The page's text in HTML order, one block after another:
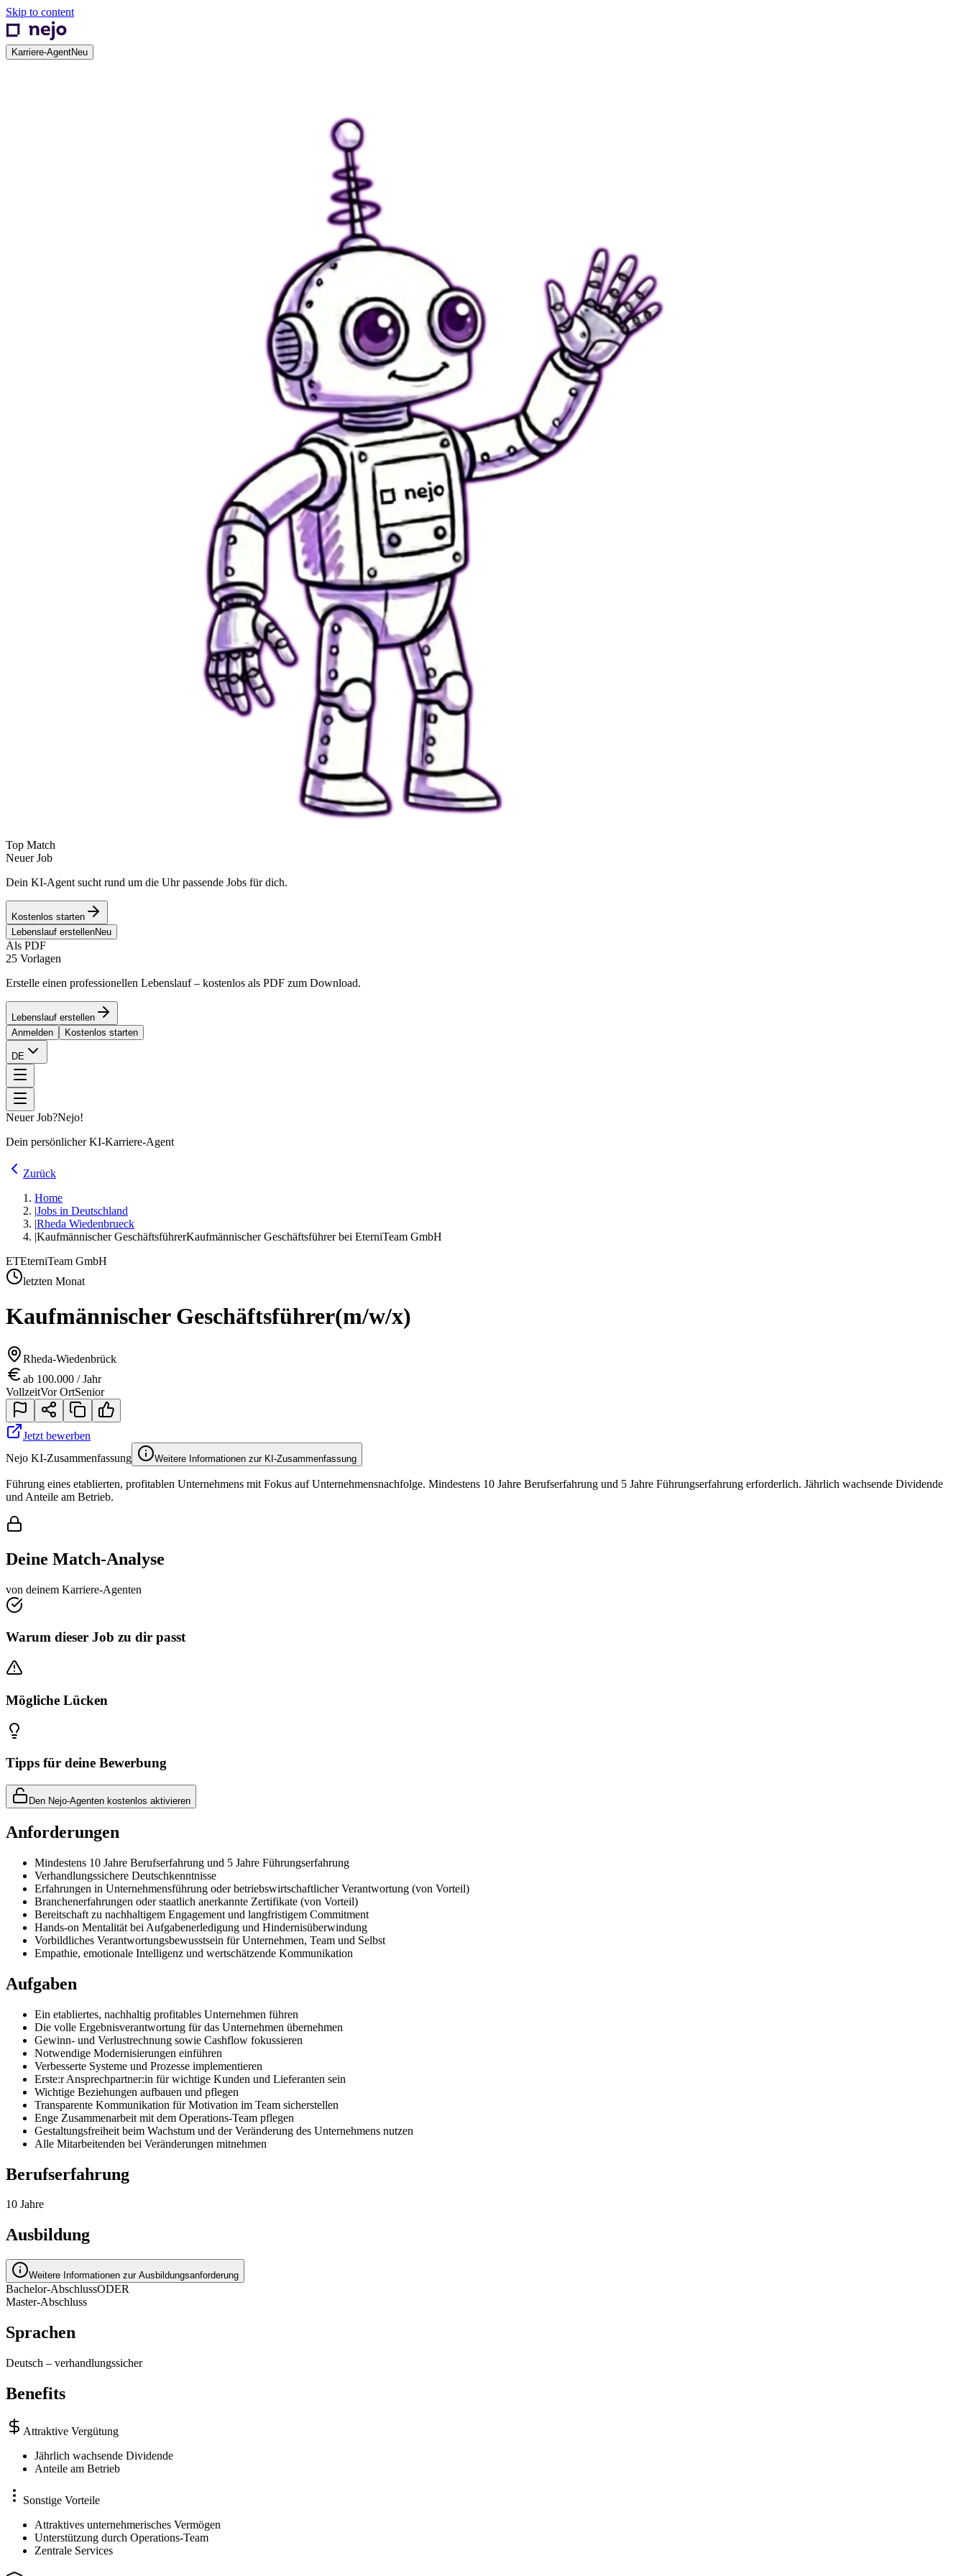
Skip to content
Karriere-AgentNeu
Top Match
Neuer Job
Dein KI-Agent sucht rund um die Uhr passende Jobs für dich.
Kostenlos starten
Lebenslauf erstellenNeu
Als PDF
25 Vorlagen
Erstelle einen professionellen Lebenslauf – kostenlos als PDF zum Download.
Lebenslauf erstellen
Anmelden
Kostenlos starten
DE
Neuer Job?Nejo!
Dein persönlicher KI-Karriere-Agent
Zurück
Home
|Jobs in Deutschland
|Rheda Wiedenbrueck
|Kaufmännischer GeschäftsführerKaufmännischer Geschäftsführer bei EterniTeam GmbH
ETEterniTeam GmbH
letzten Monat
Kaufmännischer Geschäftsführer(m/w/x)
Rheda-Wiedenbrück
ab 100.000 / Jahr
VollzeitVor OrtSenior
Jetzt bewerben
Nejo KI-Zusammenfassung
Weitere Informationen zur KI-Zusammenfassung
Führung eines etablierten, profitablen Unternehmens mit Fokus auf Unternehmensnachfolge. Mindestens 10 Jahre Berufserfahrung und 5 Jahre Führungserfahrung erforderlich. Jährlich wachsende Dividende
und Anteile am Betrieb.
Deine Match-Analyse
von deinem Karriere-Agenten
Warum dieser Job zu dir passt
Mögliche Lücken
Tipps für deine Bewerbung
Den Nejo-Agenten kostenlos aktivieren
Anforderungen
Mindestens 10 Jahre Berufserfahrung und 5 Jahre Führungserfahrung
Verhandlungssichere Deutschkenntnisse
Erfahrungen in Unternehmensführung oder betriebswirtschaftlicher Verantwortung (von Vorteil)
Branchenerfahrungen oder staatlich anerkannte Zertifikate (von Vorteil)
Bereitschaft zu nachhaltigem Engagement und langfristigem Commitment
Hands-on Mentalität bei Aufgabenerledigung und Hindernisüberwindung
Vorbildliches Verantwortungsbewusstsein für Unternehmen, Team und Selbst
Empathie, emotionale Intelligenz und wertschätzende Kommunikation
Aufgaben
Ein etabliertes, nachhaltig profitables Unternehmen führen
Die volle Ergebnisverantwortung für das Unternehmen übernehmen
Gewinn- und Verlustrechnung sowie Cashflow fokussieren
Notwendige Modernisierungen einführen
Verbesserte Systeme und Prozesse implementieren
Erste:r Ansprechpartner:in für wichtige Kunden und Lieferanten sein
Wichtige Beziehungen aufbauen und pflegen
Transparente Kommunikation für Motivation im Team sicherstellen
Enge Zusammenarbeit mit dem Operations-Team pflegen
Gestaltungsfreiheit beim Wachstum und der Veränderung des Unternehmens nutzen
Alle Mitarbeitenden bei Veränderungen mitnehmen
Berufserfahrung
10 Jahre
Ausbildung
Weitere Informationen zur Ausbildungsanforderung
Bachelor-AbschlussODER
Master-Abschluss
Sprachen
Deutsch – verhandlungssicher
Benefits
Attraktive Vergütung
Jährlich wachsende Dividende
Anteile am Betrieb
Sonstige Vorteile
Attraktives unternehmerisches Vermögen
Unterstützung durch Operations-Team
Zentrale Services